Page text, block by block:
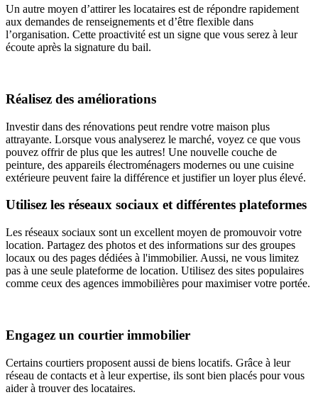
Un autre moyen d’attirer les locataires est de répondre rapidement
aux demandes de renseignements et d’être flexible dans
l’organisation. Cette proactivité est un signe que vous serez à leur
écoute après la signature du bail.
Réalisez des améliorations
Investir dans des rénovations peut rendre votre maison plus
attrayante. Lorsque vous analyserez le marché, voyez ce que vous
pouvez offrir de plus que les autres! Une nouvelle couche de
peinture, des appareils électroménagers modernes ou une cuisine
extérieure peuvent faire la différence et justifier un loyer plus élevé.
Utilisez les réseaux sociaux et différentes plateformes
Les réseaux sociaux sont un excellent moyen de promouvoir votre
location. Partagez des photos et des informations sur des groupes
locaux ou des pages dédiées à l'immobilier. Aussi, ne vous limitez
pas à une seule plateforme de location. Utilisez des sites populaires
comme ceux des agences immobilières pour maximiser votre portée.
Engagez un courtier immobilier
Certains courtiers proposent aussi de biens locatifs. Grâce à leur
réseau de contacts et à leur expertise, ils sont bien placés pour vous
aider à trouver des locataires.